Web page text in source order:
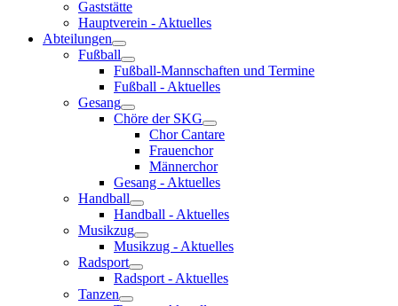
Gaststätte
Hauptverein - Aktuelles
Abteilungen
Fußball
Fußball-Mannschaften und Termine
Fußball - Aktuelles
Gesang
Chöre der SKG
Chor Cantare
Frauenchor
Männerchor
Gesang - Aktuelles
Handball
Handball - Aktuelles
Musikzug
Musikzug - Aktuelles
Radsport
Radsport - Aktuelles
Tanzen